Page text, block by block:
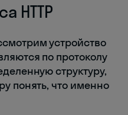
HTTP
устройство
по протоколу
структуру,
понять, что именно